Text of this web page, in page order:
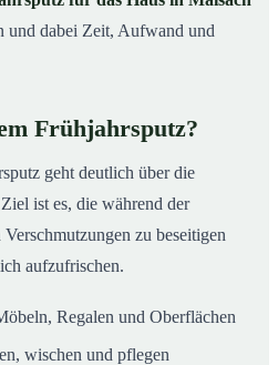
und dabei Zeit, Aufwand und
Frühjahrsputz?
geht deutlich über die
ist es, die während der
zu beseitigen
aufzufrischen.
Regalen und Oberflächen
wischen und pflegen